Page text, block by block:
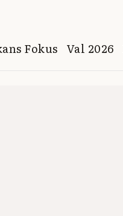
Fokus Val 2026